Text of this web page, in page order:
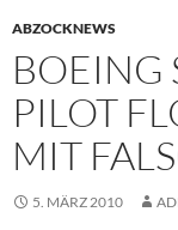
ABZOCKNEWS
BOEING
PILOT
MIT
5. MÄRZ 2010